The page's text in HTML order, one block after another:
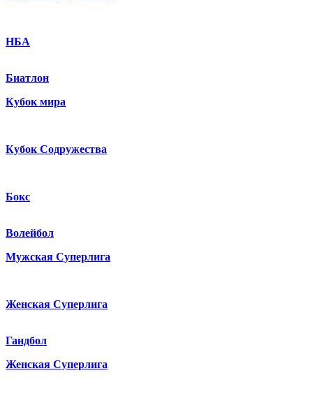
НБА
Биатлон
Кубок мира
Кубок Содружества
Бокс
Волейбол
Мужская Суперлига
Женская Суперлига
Гандбол
Женская Суперлига